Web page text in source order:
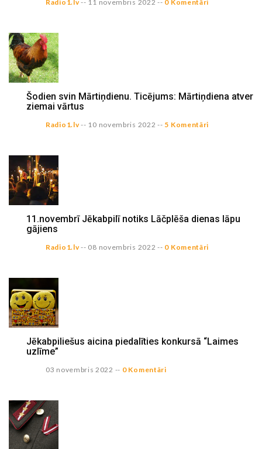
Radio1.lv-- 11 novembris 2022 -- 0 Komentāri
Šodien svin Mārtiņdienu. Ticējums: Mārtiņdiena atver
ziemai vārtus
Radio1.lv-- 10 novembris 2022 -- 5 Komentāri
11.novembrī Jēkabpilī notiks Lāčplēša dienas lāpu
gājiens
Radio1.lv-- 08 novembris 2022 -- 0 Komentāri
Jēkabpiliešus aicina piedalīties konkursā “Laimes
uzlīme”
03 novembris 2022 -- 0 Komentāri